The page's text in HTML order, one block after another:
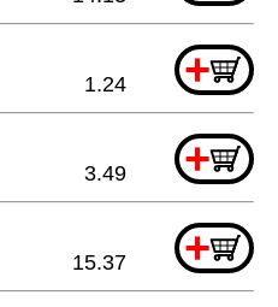
+
1.24
+
3.49
+
15.37